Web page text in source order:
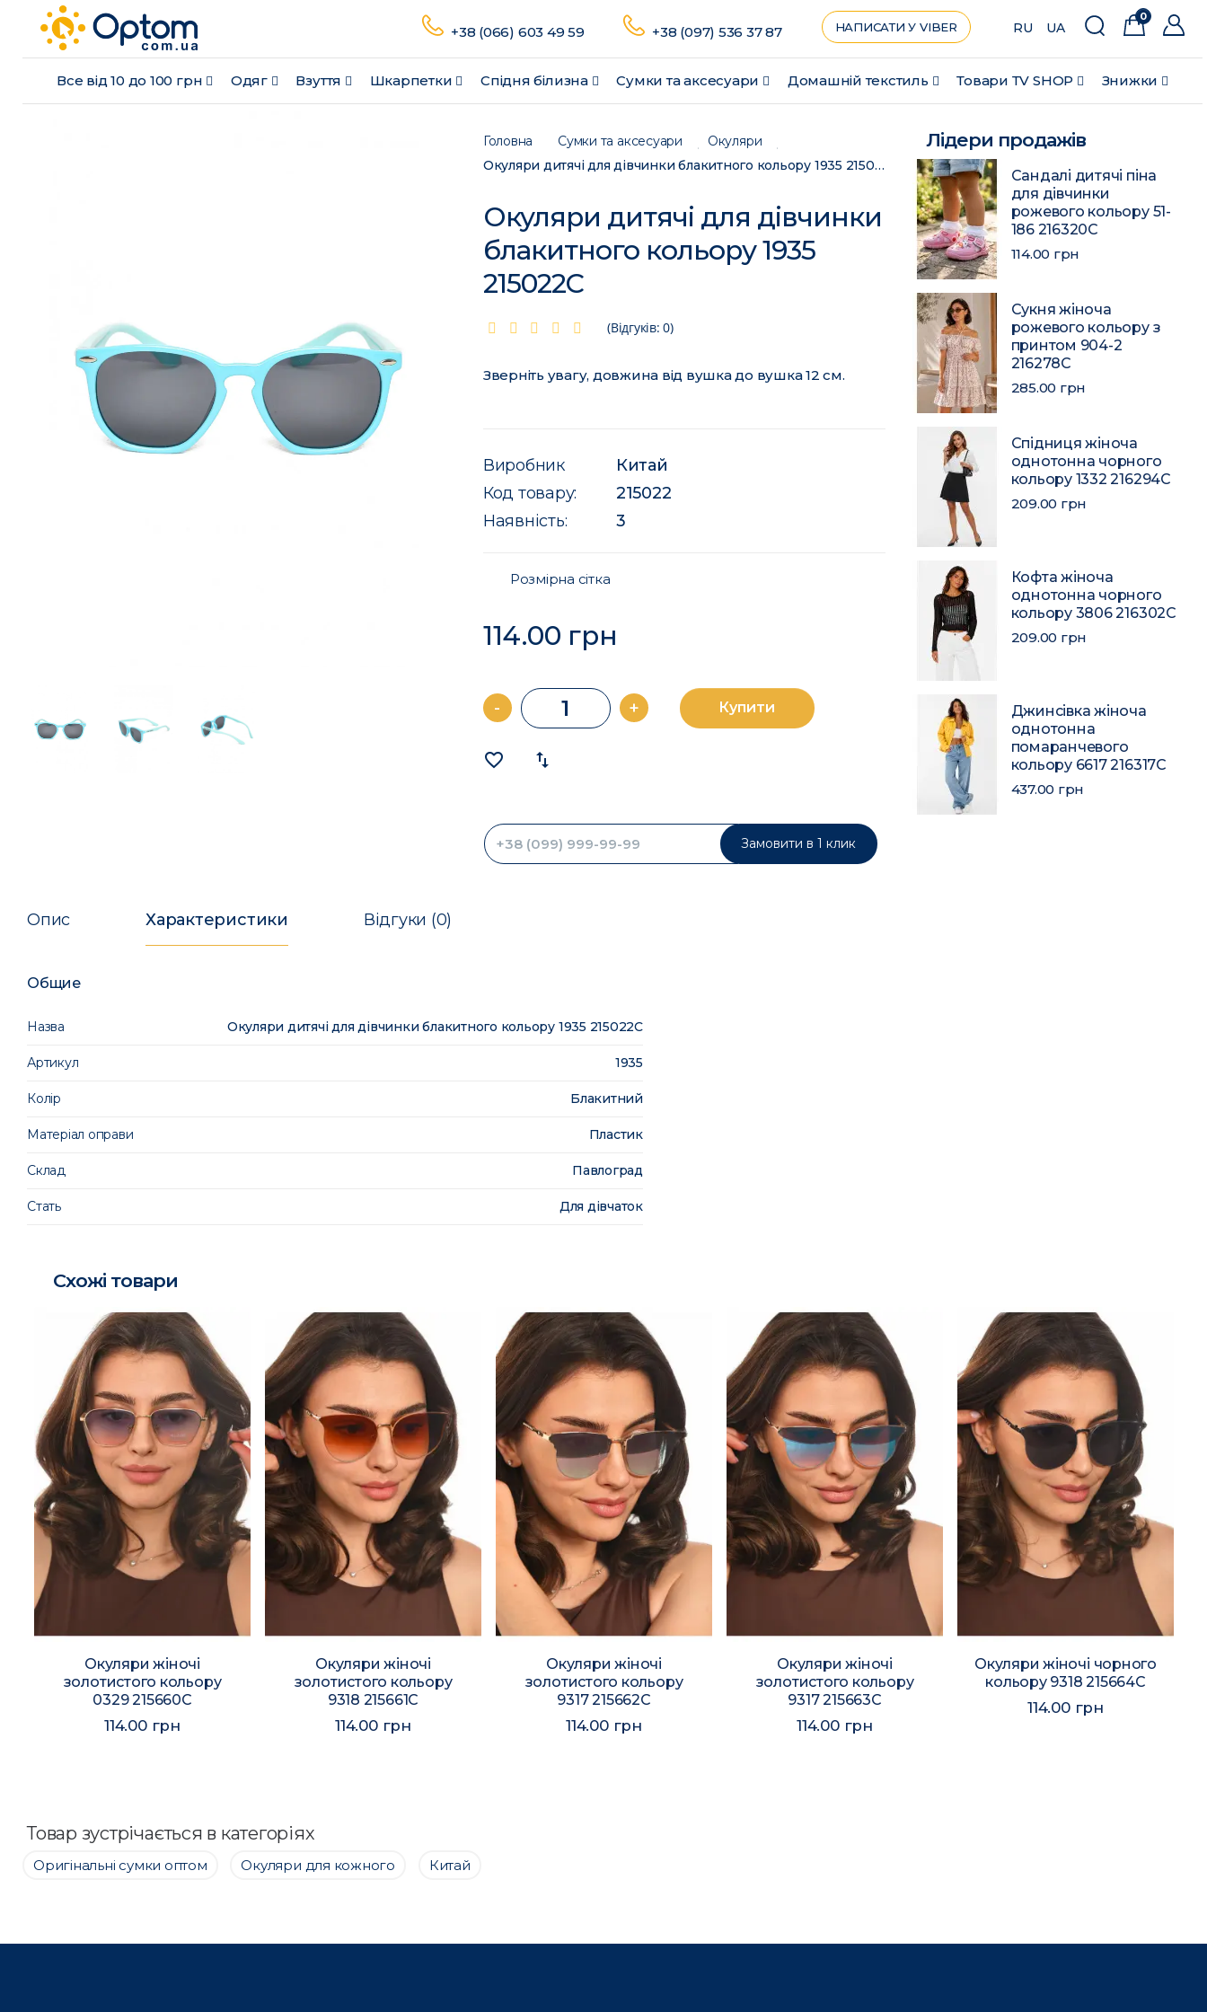
Все від 10 до 100 грн Одяг Взуття Шкарпетки Спідня білизна Сумки та аксесуари Домашній текстиль Товари ТV SHOP Знижки
+38 (066) 603 49 59 +38 (097) 536 37 87 НАПИСАТИ У VIBER RU UA
0
Головна Сумки та аксесуари
Окуляри
Окуляри дитячі для дівчинки блакитного кольору 1935 215022C
Окуляри дитячі для дівчинки
блакитного кольору 1935
215022C
(Відгуків: 0)
Зверніть увагу, довжина від вушка до вушка 12 см.
Виробник
Китай
Код товару:
215022
Наявність:
3
Розмірна сітка
114.00 грн
- + Купити
favorite_border import_export
Замовити в 1 клик
Опис Характеристики Відгуки (0)
Общие
Назва Окуляри дитячі для дівчинки блакитного кольору 1935 215022C
Артикул 1935
Колір Блакитний
Матеріал оправи Пластик
Склад Павлоград
Стать Для дівчаток
Лідери продажів
Сандалі дитячі піна
для дівчинки
рожевого кольору 51-
186 216320C
114.00 грн
Сукня жіноча
рожевого кольору з
принтом 904-2
216278C
285.00 грн
Спідниця жіноча
однотонна чорного
кольору 1332 216294C
209.00 грн
Кофта жіноча
однотонна чорного
кольору 3806 216302C
209.00 грн
Джинсівка жіноча
однотонна
помаранчевого
кольору 6617 216317C
437.00 грн
Схожі товари
Окуляри жіночі
золотистого кольору
0329 215660C
114.00 грн
Окуляри жіночі
золотистого кольору
9318 215661C
114.00 грн
Окуляри жіночі
золотистого кольору
9317 215662C
114.00 грн
Окуляри жіночі
золотистого кольору
9317 215663C
114.00 грн
Окуляри жіночі чорного
кольору 9318 215664C
114.00 грн
Товар зустрічається в категоріях
Оригінальні сумки оптом Окуляри для кожного Китай